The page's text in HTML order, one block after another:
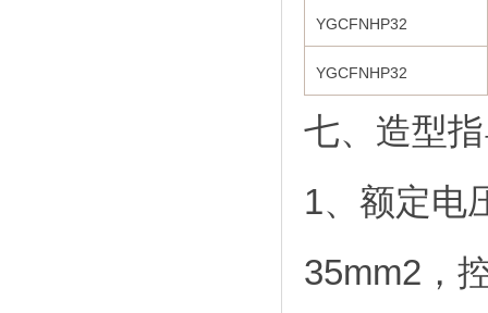
YGCFNHP32
YGCFNHP32
七、造型
1、额定电
35mm2，